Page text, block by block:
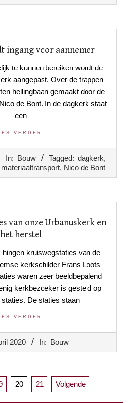
ingang voor aannemer
te kunnen bereiken wordt de
aangepast. Over de trappen
hellingbaan gemaakt door de
de Bont. In de dagkerk staat
een
VERDER…
In: Bouw Tagged: dagkerk,
materiaaltransport, Nico de Bont
van onze Urbanuskerk en
het herstel
hingen kruiswegstaties van de
kerkschilder Frans Loots
waren zeer beeldbepalend
kerkbezoeker is gesteld op
De staties staan
VERDER…
2020 In: Bouw
20 21 Volgende